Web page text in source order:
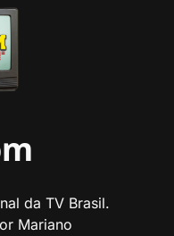
da TV Brasil.
Mariano